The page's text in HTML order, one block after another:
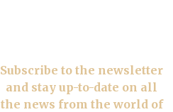
Subscribe to the newsletter
and stay up-to-date on all
the news from the world of